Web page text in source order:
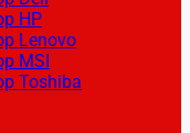
HP
Lenovo
MSI
Toshiba